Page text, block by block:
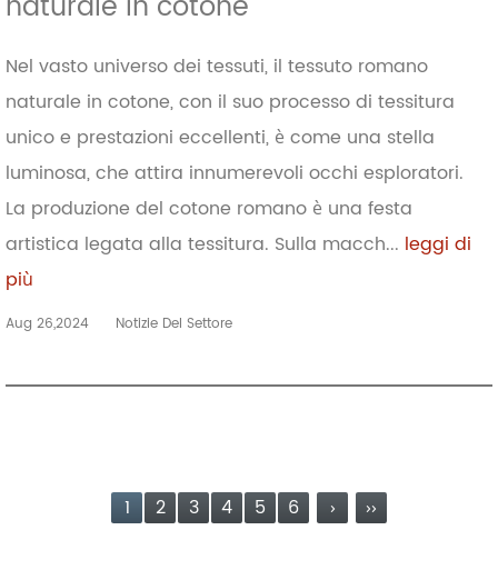
Nel vasto universo dei tessuti, il tessuto romano
naturale in cotone, con il suo processo di tessitura
unico e prestazioni eccellenti, è come una stella
luminosa, che attira innumerevoli occhi esploratori.
La produzione del cotone romano è una festa
artistica legata alla tessitura. Sulla macch... leggi di
più
Aug 26,2024 Notizie Del Settore
1 2 3 4 5 6 › ››